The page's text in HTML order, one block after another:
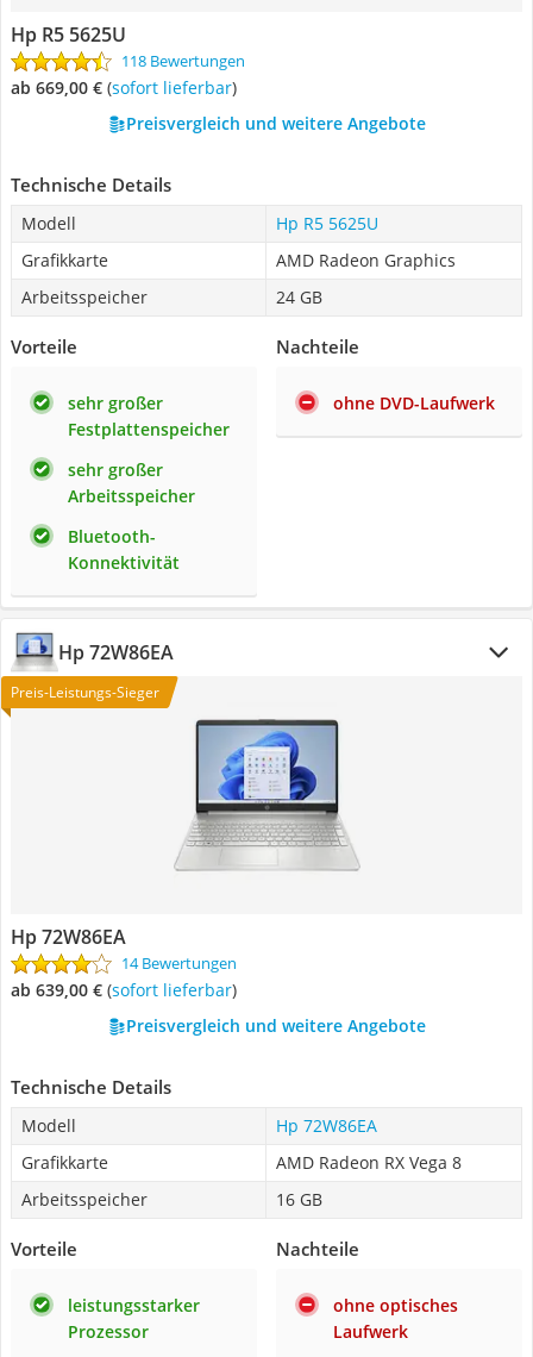
Hp R5 5625U
118 Bewertungen
ab 669,00 € ( Sofort lieferbar)
Preisvergleich und weitere Angebote
Technische Details
Modell
Hp R5 5625U
Grafikkarte
AMD Radeon Graphics
Arbeitsspeicher
24 GB
Vorteile
sehr großer
Festplattenspeicher
sehr großer
Arbeitsspeicher
Bluetooth-
Konnektivität
Nachteile
ohne DVD-Laufwerk
Hp ‎‎72W86EA
Preis-Leistungs-Sieger
Hp ‎‎72W86EA
14 Bewertungen
ab 639,00 € ( Sofort lieferbar)
Preisvergleich und weitere Angebote
Technische Details
Modell
Hp ‎‎72W86EA
Grafikkarte
AMD Radeon RX Vega 8
Arbeitsspeicher
16 GB
Vorteile
leistungsstarker
Prozessor
Nachteile
ohne optisches
Laufwerk